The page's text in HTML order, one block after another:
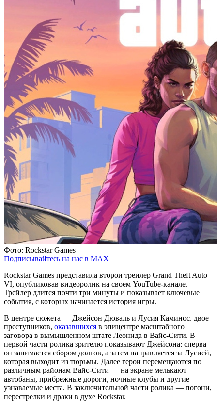
Фото: Rockstar Games
Подписывайтесь на нас в MAX
Rockstar Games представила второй трейлер Grand Theft Auto
VI, опубликовав видеоролик на своем YouTube-канале.
Трейлер длится почти три минуты и показывает ключевые
события, с которых начинается история игры.
В центре сюжета — Джейсон Дюваль и Лусия Каминос, двое
преступников, оказавшихся в эпицентре масштабного
заговора в вымышленном штате Леонида в Вайс-Сити. В
первой части ролика зрителю показывают Джейсона: сперва
он занимается сбором долгов, а затем направляется за Лусией,
которая выходит из тюрьмы. Далее герои перемещаются по
различным районам Вайс-Сити — на экране мелькают
автобаны, прибрежные дороги, ночные клубы и другие
узнаваемые места. В заключительной части ролика — погони,
перестрелки и драки в духе Rockstar.